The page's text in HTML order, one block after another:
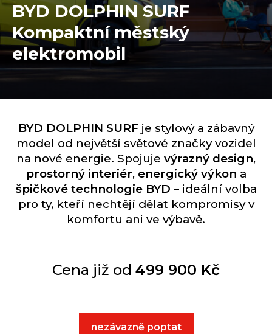
BYD DOLPHIN SURF
Kompaktní městský
elektromobil
BYD DOLPHIN SURFje stylový a zábavný
model od největší světové značky vozidel
na nové energie. Spojuje výrazný design,
prostorný interiér, energický výkon a
špičkové technologie BYD – ideální volba
pro ty, kteří nechtějí dělat kompromisy v
komfortu ani ve výbavě.
Cena již od 499 900 Kč
nezávazně poptat